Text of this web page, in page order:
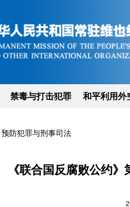
禁毒与打击犯罪 和平利用外
预防犯罪与刑事司法
《联合国反腐败公约